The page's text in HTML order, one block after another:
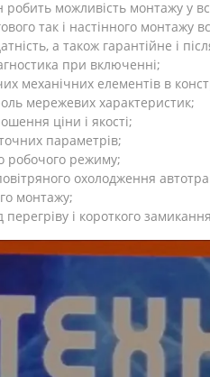
можливість монтажу у
так і настінного монтажу
а також гарантійне і
при включенні;
механічних елементів в
мережевих характеристик;
ціни і якості;
параметрів;
робочого режиму;
охолодження
монтажу;
перегріву і короткого